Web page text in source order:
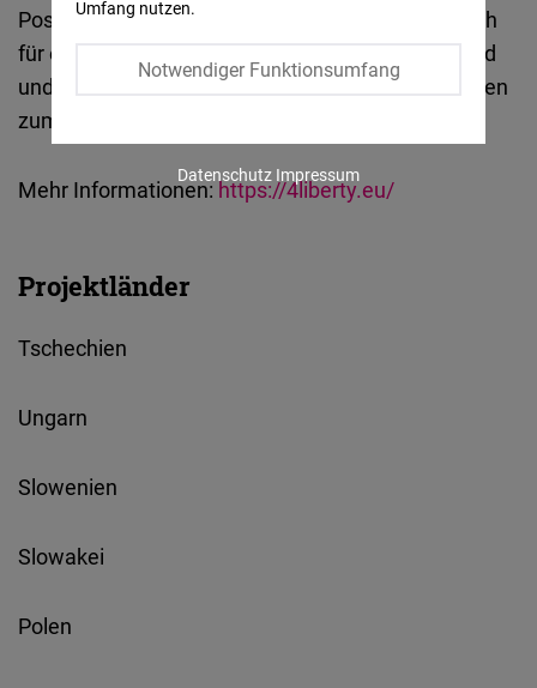
Positionspapiere, die sowohl für nationale als auch
für europäische Entscheidungsträger relevant sind
und die Förderung freier und offener Gesellschaften
zum Ziel haben.
Mehr Informationen:https://4liberty.eu/
Projektländer
Tschechien
Ungarn
Slowenien
Slowakei
Polen
Umfang nutzen.
Notwendiger Funktionsumfang
Instagram
Embed
Cloudinary
Flickr
Embed
Datenschutz Impressum